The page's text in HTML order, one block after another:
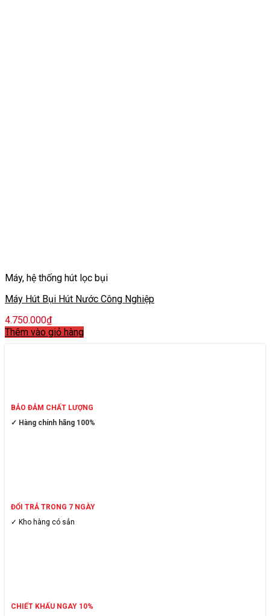
Máy, hệ thống hút lọc bụi
Máy Hút Bụi Hút Nước Công Nghiệp
4.750.000₫
Thêm vào giỏ hàng
BẢO ĐẢM CHẤT LƯỢNG
✓ Hàng chính hãng 100%
ĐỔI TRẢ TRONG 7 NGÀY
✓ Kho hàng có sẳn
CHIẾT KHẤU NGAY 10%